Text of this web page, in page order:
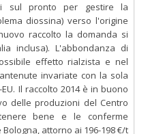
sul pronto per gestire la
diossina) verso l'origine
raccolto la domanda si
inclusa). L'abbondanza di
effetto rialzista e nel
invariate con la sola
Il raccolto 2014 è in buono
delle produzioni del Centro
bene e le conferme
attorno ai 196-198 €/t